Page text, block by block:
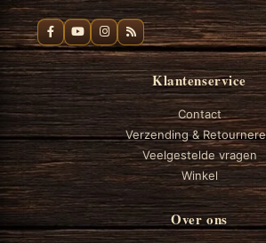
Klantenservice
Contact
Verzending &
Veelgestelde vragen
Winkel
Over ons